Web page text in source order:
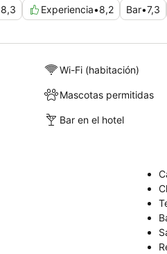
8,3 Experiencia•8,2 Bar•7,3
Wi-Fi (habitación)
Mascotas permitidas
Bar en el hotel